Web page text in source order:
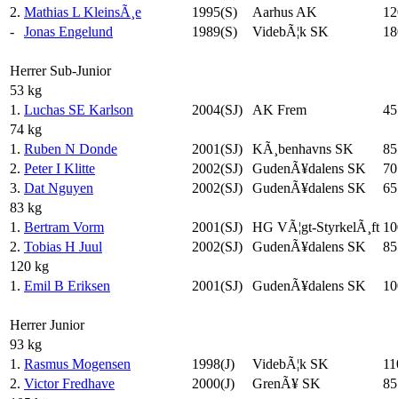
2. Mathias L KleinsÃ¸e 1995(S) Aarhus AK
-
Jonas Engelund 1989(S) VidebÃ¦k SK
Herrer Sub-Junior
53 kg
1. Luchas SE Karlson 2004(SJ) AK Frem
45
74 kg
1. Ruben N Donde 2001(SJ) KÃ¸benhavns SK
85
2. Peter I Klitte 2002(SJ) GudenÃ¥dalens SK
70
3. Dat Nguyen 2002(SJ) GudenÃ¥dalens SK
65
83 kg
1. Bertram Vorm 2001(SJ) HG VÃ¦gt-StyrkelÃ¸ft
2. Tobias H Juul 2002(SJ) GudenÃ¥dalens SK
85
120 kg
1. Emil B Eriksen 2001(SJ) GudenÃ¥dalens SK
Herrer Junior
93 kg
1. Rasmus Mogensen 1998(J) VidebÃ¦k SK
2. Victor Fredhave 2000(J) GrenÃ¥ SK
85